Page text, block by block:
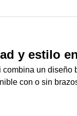
y estilo
combina un
con o sin